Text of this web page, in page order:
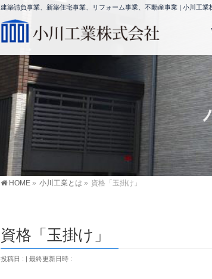
建築請負事業、新築住宅事業、リフォーム事業、不動産事業 | 小川工業
HOME » 小川工業とは » 資格「玉掛け」
資格「玉掛け」
投稿日 : 最終更新日時 :